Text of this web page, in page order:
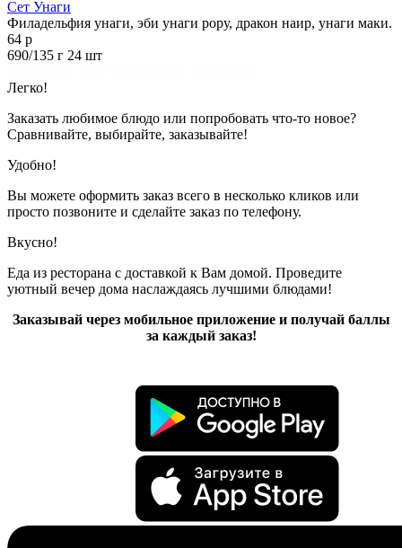
Сет Унаги
Филадельфия унаги, эби унаги рору, дракон наир, унаги маки.
64 р
690/135 г 24 шт
Легко!
Заказать любимое блюдо или попробовать что-то новое?
Сравнивайте, выбирайте, заказывайте!
Удобно!
Вы можете оформить заказ всего в несколько кликов или
просто позвоните и сделайте заказ по телефону.
Вкусно!
Еда из ресторана с доставкой к Вам домой. Проведите
уютный вечер дома наслаждаясь лучшими блюдами!
Заказывай через мобильное приложение и получай баллы
за каждый заказ!